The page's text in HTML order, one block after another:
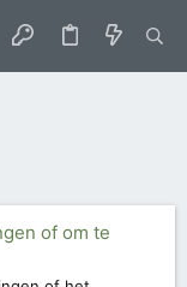
of om te